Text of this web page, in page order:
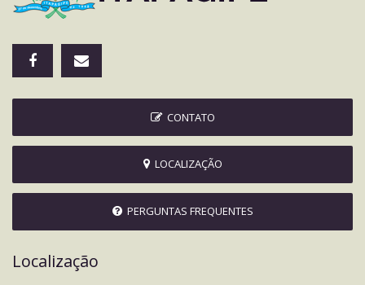
CONTATO
LOCALIZAÇÃO
PERGUNTAS FREQUENTES
Localização